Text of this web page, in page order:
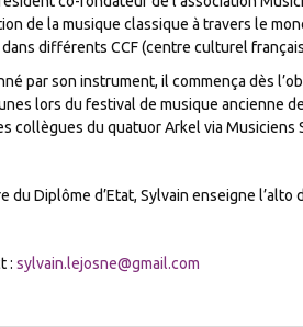
de la musique classique à travers le
différents CCF (centre culturel
par son instrument, il commença dès
lors du festival de musique ancienne
collègues du quatuor Arkel via Musiciens
du Diplôme d’Etat, Sylvain enseigne l’alto
: sylvain.lejosne@gmail.com